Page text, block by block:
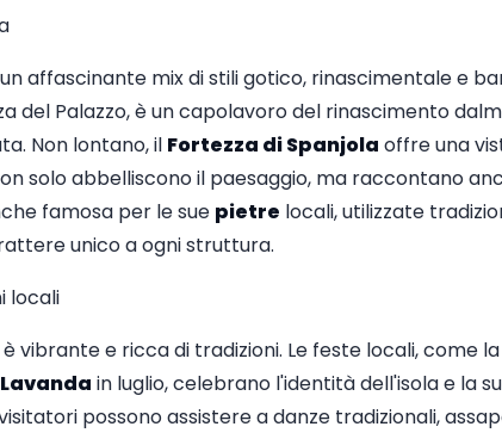
affascinante mix di stili gotico, rinascimentale e
del Palazzo, è un capolavoro del rinascimento
Non lontano, il Fortezza di Spanjola offre una
solo abbelliscono il paesaggio, ma raccontano
famosa per le sue pietre locali, utilizzate
unico a ogni struttura.
locali
è vibrante e ricca di tradizioni. Le feste locali, come la
in luglio, celebrano l'identità dell'isola e la
possono assistere a danze tradizionali,